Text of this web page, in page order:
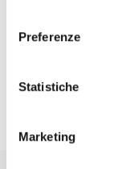
Preferenze
Statistiche
Marketing
E tu, hai già